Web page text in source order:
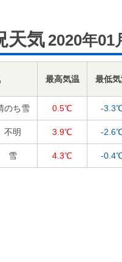
天気 2020年01
最高気温 最低
のち雪 0.5℃ -
不明 3.9℃ -
雪 4.3℃ -